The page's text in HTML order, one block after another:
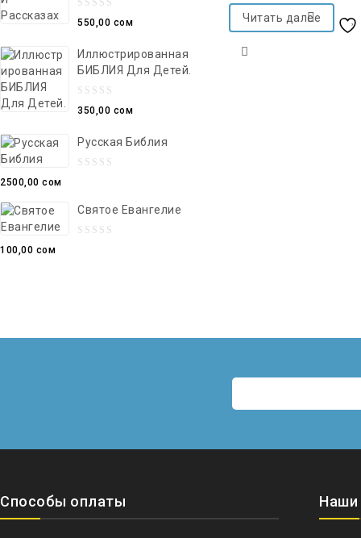
Читать далее
0
of
5
550,00 сом
Иллюстрированная
БИБЛИЯ Для Детей.
0
of
5
350,00 сом
Русская Библия
of
2500,00 сом
Святое Евангелие
100,00 сом
Способы оплаты Наши